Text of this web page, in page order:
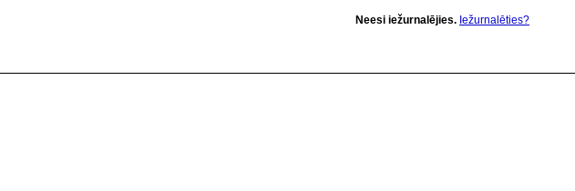
Neesi iežurnalējies. Iežurnalēties?